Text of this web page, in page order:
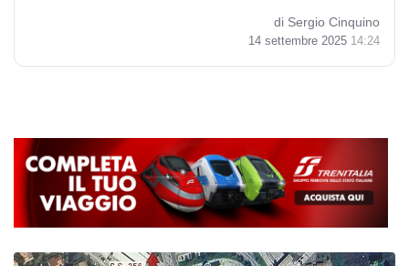
di Sergio Cinquino
14 settembre 2025 14:24